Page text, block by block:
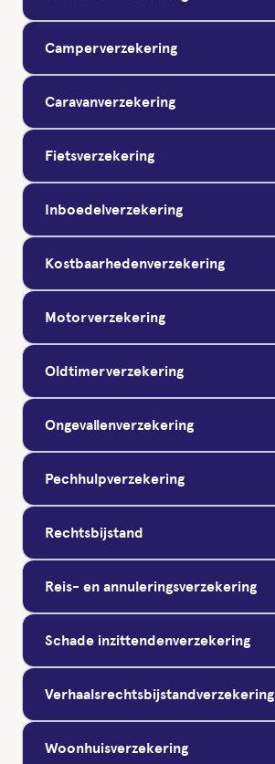
Camperverzekering
Caravanverzekering
Fietsverzekering
Inboedelverzekering
Kostbaarhedenverzekering
Motorverzekering
Oldtimerverzekering
Ongevallenverzekering
Pechhulpverzekering
Rechtsbijstand
Reis- en annuleringsverzekering
Schade inzittendenverzekering
Verhaalsrechtsbijstandverzekering
Woonhuisverzekering